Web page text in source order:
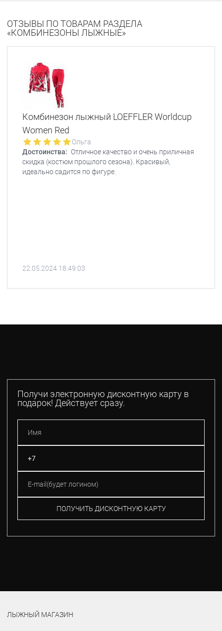
ОТЗЫВЫ ПО ТОВАРАМ РАЗДЕЛА
«КОМБИНЕЗОНЫ ЛЫЖНЫЕ»
Комбинезон лыжный LOEFFLER Worldcup
Women Red
Ольга
Достоинства:
скидка (костюм прошлого сезона). Красивый,
идеально садится по фигуре.
22.05.2024 18:49:03
Получи электронную дисконтную карту в
подарок! Действует сразу.
ПОЛУЧИТЬ ДИСКОНТНУЮ КАРТУ
ЛЫЖНЫЙ МАГАЗИН